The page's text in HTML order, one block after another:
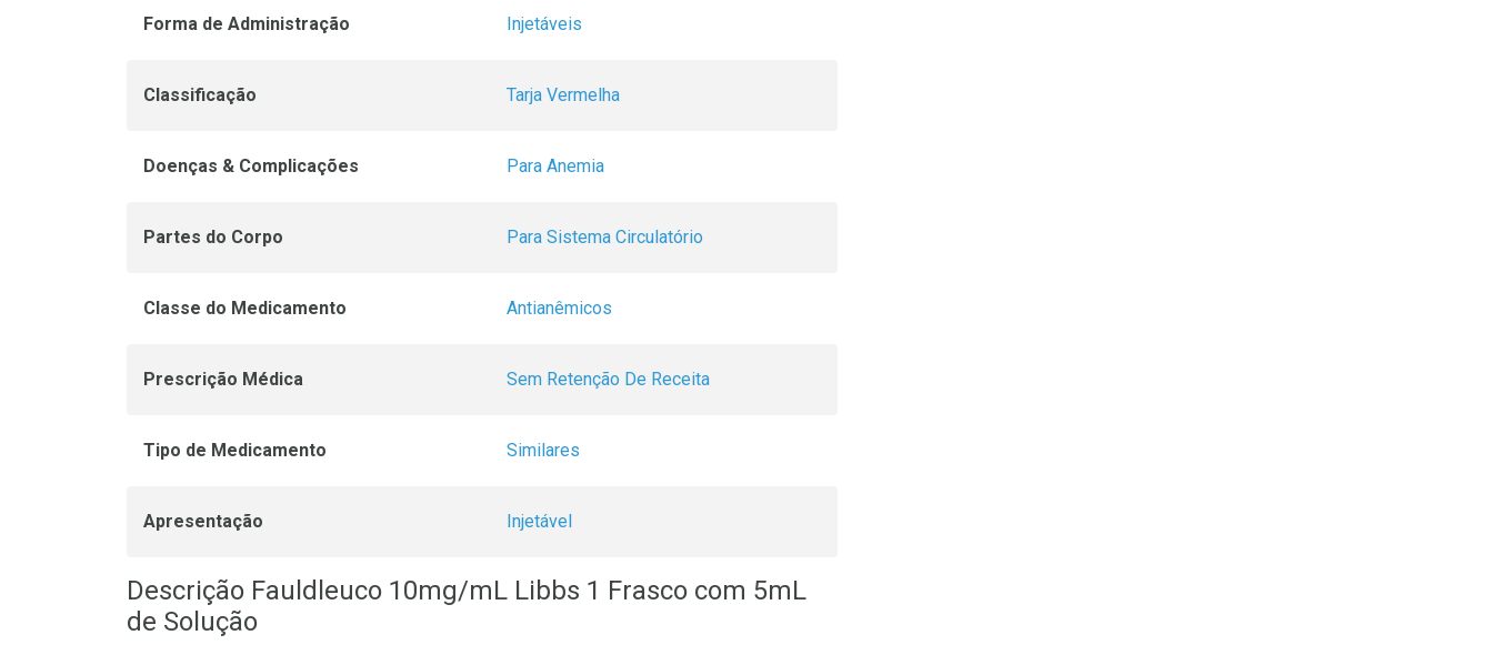
Forma de Administração Injetáveis
Classificação Tarja Vermelha
Doenças & Complicações Para Anemia
Partes do Corpo Para Sistema Circulatório
Classe do Medicamento Antianêmicos
Prescrição Médica Sem Retenção De Receita
Tipo de Medicamento Similares
Apresentação Injetável
Descrição Fauldleuco 10mg/mL Libbs 1 Frasco com 5mL
de Solução